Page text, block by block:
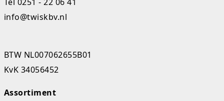
info@twiskbv.nl
BTW NL007062655B01
KvK 34056452
Assortiment